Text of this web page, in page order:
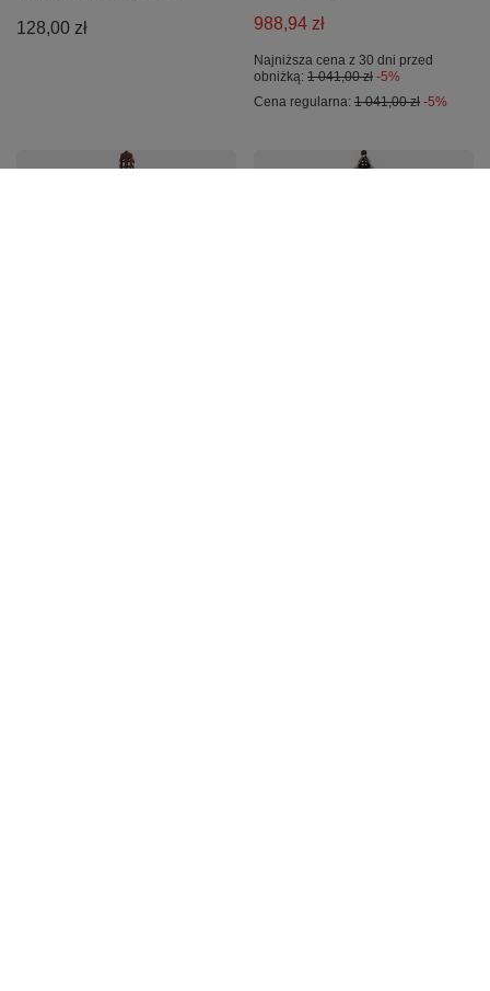
128,00 zł 988,94 zł
Najniższa cena z 30 dni przed
obniżką: 1 041,00 zł -5%
Cena regularna: 1 041,00 zł -5%